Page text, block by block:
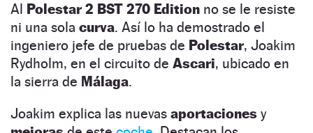
Al Polestar 2 BST 270 Edition no se le resiste
ni una sola curva. Así lo ha demostrado el
ingeniero jefe de pruebas de Polestar, Joakim
Rydholm, en el circuito de Ascari, ubicado en
la sierra de Málaga.
Joakim explica las nuevas aportaciones y